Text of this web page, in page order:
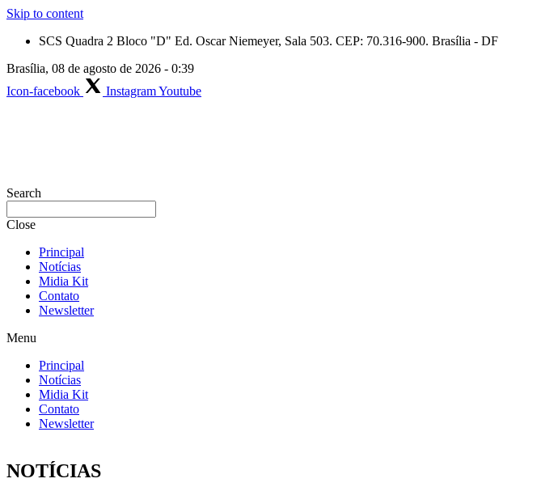
Skip to content
SCS Quadra 2 Bloco "D" Ed. Oscar Niemeyer, Sala 503. CEP: 70.316-900. Brasília - DF
Brasília, 08 de agosto de 2026 - 0:39
Icon-facebook
InstagramYoutube
Search
Close
Principal
Notícias
Midia Kit
Contato
Newsletter
Menu
Principal
Notícias
Midia Kit
Contato
Newsletter
NOTÍCIAS